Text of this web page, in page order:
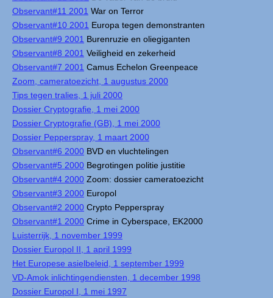
Observant#11 2001 War on Terror
Observant#10 2001 Europa tegen demonstranten
Observant#9 2001 Burenruzie en oliegiganten
Observant#8 2001 Veiligheid en zekerheid
Observant#7 2001 Camus Echelon Greenpeace
Zoom, cameratoezicht, 1 augustus 2000
Tips tegen tralies, 1 juli 2000
Dossier Cryptografie, 1 mei 2000
Dossier Cryptografie (GB), 1 mei 2000
Dossier Pepperspray, 1 maart 2000
Observant#6 2000 BVD en vluchtelingen
Observant#5 2000 Begrotingen politie justitie
Observant#4 2000 Zoom: dossier cameratoezicht
Observant#3 2000 Europol
Observant#2 2000 Crypto Pepperspray
Observant#1 2000 Crime in Cyberspace, EK2000
Luisterrijk, 1 november 1999
Dossier Europol II, 1 april 1999
Het Europese asielbeleid, 1 september 1999
VD-Amok inlichtingendiensten, 1 december 1998
Dossier Europol I, 1 mei 1997